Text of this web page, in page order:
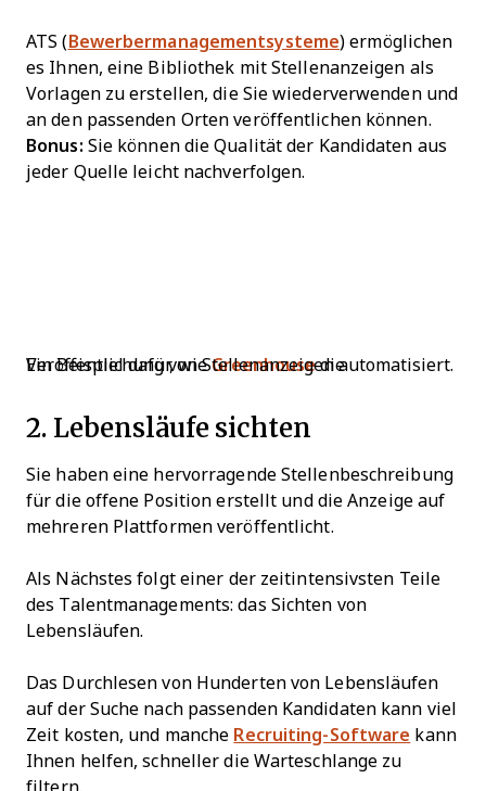
ATS ( Bewerbermanagementsysteme) ermöglichen
es Ihnen, eine Bibliothek mit Stellenanzeigen als
Vorlagen zu erstellen, die Sie wiederverwenden und
an den passenden Orten veröffentlichen können.
Bonus: Sie können die Qualität der Kandidaten aus
jeder Quelle leicht nachverfolgen.
Ein Beispiel dafür, wieGreenhouse
die Veröffentlichung von Stellenanzeigen automatisiert.
2. Lebensläufe sichten
Sie haben eine hervorragende Stellenbeschreibung
für die offene Position erstellt und die Anzeige auf
mehreren Plattformen veröffentlicht.
Als Nächstes folgt einer der zeitintensivsten Teile
des Talentmanagements: das Sichten von
Lebensläufen.
Das Durchlesen von Hunderten von Lebensläufen
auf der Suche nach passenden Kandidaten kann viel
Zeit kosten, und manche Recruiting-Software kann
Ihnen helfen, schneller die Warteschlange zu